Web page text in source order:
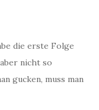
die erste Folge
nicht so
gucken, muss man